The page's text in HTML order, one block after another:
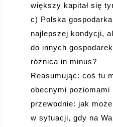
większy kapitał się
c) Polska
najlepszej kondycji,
do innych
różnica in minus?
Reasumując: coś tu
obecnymi poziomami
przewodnie: jak
w sytuacji, gdy na